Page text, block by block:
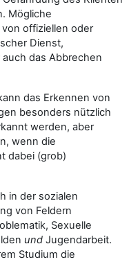
Mögliche
offiziellen oder
Dienst,
das Abbrechen
das Erkennen von
besonders nützlich
werden, aber
wenn die
dabei (grob)
in der sozialen
von Feldern
Sexuelle
und Jugendarbeit.
Studium die